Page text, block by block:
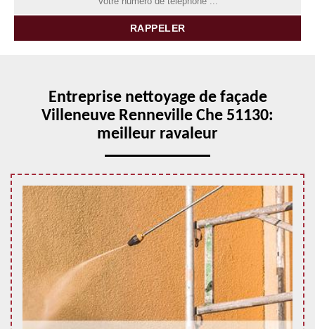
Entreprise nettoyage de façade
Villeneuve Renneville Che 51130:
meilleur ravaleur